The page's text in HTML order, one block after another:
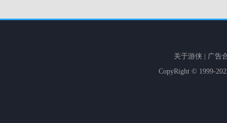
关于游侠
广告
CopyRight © 1999-